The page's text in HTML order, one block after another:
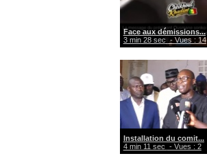
Face aux démissions...
3 min 28 sec - Vues : 14
Installation du comit...
4 min 11 sec - Vues : 2